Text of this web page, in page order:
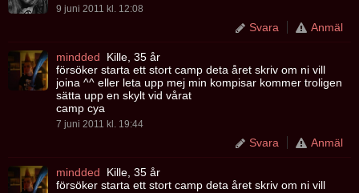
9 juni 2011 kl. 12:08
Svara Anmäl
mindded
Kille, 35 år
försöker starta ett stort camp deta året skriv om ni vill
joina ^^ eller leta upp mej min kompisar kommer troligen
sätta upp en skylt vid vårat
camp cya
7 juni 2011 kl. 19:44
Svara Anmäl
mindded
Kille, 35 år
försöker starta ett stort camp deta året skriv om ni vill